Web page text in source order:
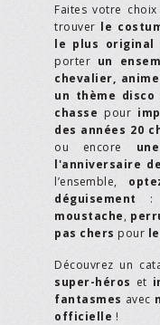
Faites votre
trouver le
le plus original
porter un
chevalier,
un thème disco
chasse pour
des années 20
ou encore
l'anniversaire
l’ensemble,
déguisement :
moustache,
pas chers pour
Découvrez un
super-héros et
fantasmes avec
officielle !